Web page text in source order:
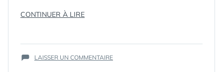
CONTINUER À LIRE« DÉCOUVREZ
TACTIQUES
CONVERSATIONNELLES
DIGITALE,
MEDIAS
PROMOTION,
LAISSER UN COMMENTAIRESUR